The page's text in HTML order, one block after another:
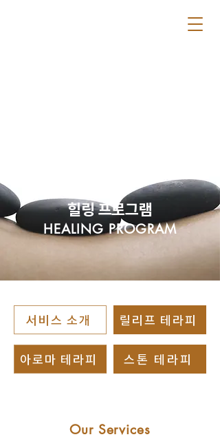
​힐링 프로그램
HEALING PROGRAM
서비스 소개 릴리프 테라피
아로마 테라피 스톤 테라피
Our Services